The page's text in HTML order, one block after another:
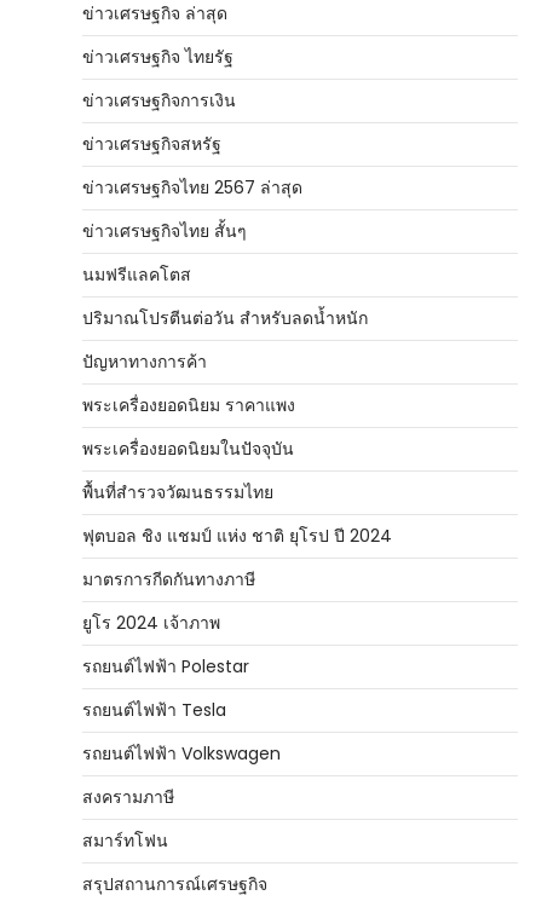
ข่าวเศรษฐกิจ ล่าสุด
ข่าวเศรษฐกิจ ไทยรัฐ
ข่าวเศรษฐกิจการเงิน
ข่าวเศรษฐกิจสหรัฐ
ข่าวเศรษฐกิจไทย 2567 ล่าสุด
ข่าวเศรษฐกิจไทย สั้นๆ
นมฟรีแลคโตส
ปริมาณโปรตีนต่อวัน สำหรับลดน้ำหนัก
ปัญหาทางการค้า
พระเครื่องยอดนิยม ราคาแพง
พระเครื่องยอดนิยมในปัจจุบัน
พื้นที่สำรวจวัฒนธรรมไทย
ฟุตบอล ชิง แชมป์ แห่ง ชาติ ยุโรป ปี 2024
มาตรการกีดกันทางภาษี
ยูโร 2024 เจ้าภาพ
รถยนต์ไฟฟ้า Polestar
รถยนต์ไฟฟ้า Tesla
รถยนต์ไฟฟ้า Volkswagen
สงครามภาษี
สมาร์ทโฟน
สรุปสถานการณ์เศรษฐกิจ